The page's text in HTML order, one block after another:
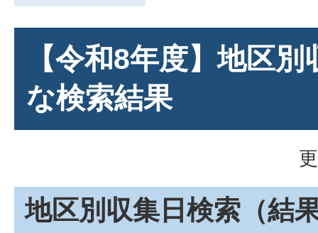
【令和8年度】地区
な検索結果
地区別収集日検索 （結